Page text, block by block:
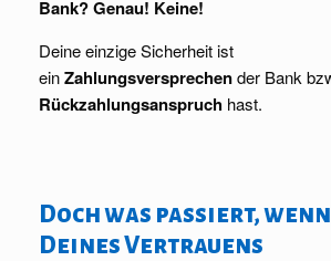
Bank? Genau! Keine!
Deine einzige Sicherheit ist
einZahlungsversprechender Bank
Rückzahlungsanspruch hast.
Doch was passiert,
Deines Vertrauens